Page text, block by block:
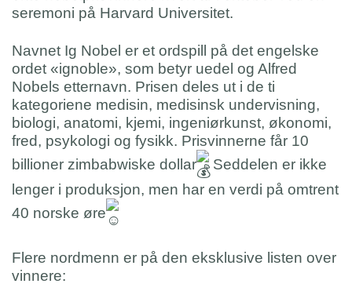
seremoni på Harvard Universitet.
Navnet Ig Nobel er et ordspill på det engelske
ordet «ignoble», som betyr uedel og Alfred
Nobels etternavn. Prisen deles ut i de ti
kategoriene medisin, medisinsk undervisning,
biologi, anatomi, kjemi, ingeniørkunst, økonomi,
fred, psykologi og fysikk. Prisvinnerne får 10
billioner zimbabwiske dollar
Seddelen er ikke
lenger i produksjon, men har en verdi på omtrent
40 norske øre
Flere nordmenn er på den eksklusive listen over
vinnere: